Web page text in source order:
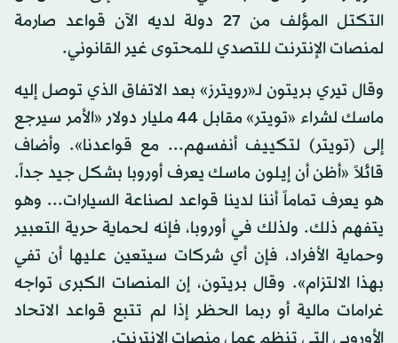
التكتل المؤلف من 27 دولة لديه الآن قواعد صارمة
لمنصات الإنترنت للتصدي للمحتوى غير القانوني.
وقال تيري بريتون لـ«رويترز» بعد الاتفاق الذي توصل إليه
ماسك لشراء «تويتر» مقابل 44 مليار دولار «الأمر سيرجع
إلى (تويتر) لتكييف أنفسهم... مع قواعدنا». وأضاف
قائلاً «أظن أن إيلون ماسك يعرف أوروبا بشكل جيد جداً.
هو يعرف تماماً أننا لدينا قواعد لصناعة السيارات... وهو
يتفهم ذلك. ولذلك في أوروبا، فإنه لحماية حرية التعبير
وحماية الأفراد، فإن أي شركات سيتعين عليها أن تفي
بهذا الالتزام». وقال بريتون، إن المنصات الكبرى تواجه
غرامات مالية أو ربما الحظر إذا لم تتبع قواعد الاتحاد